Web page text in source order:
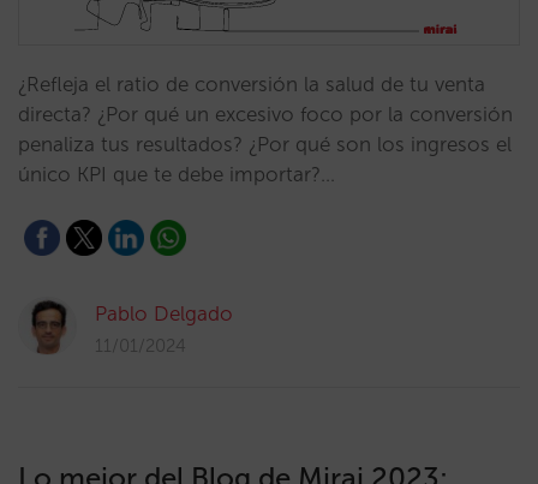
¿Refleja el ratio de conversión la salud de tu venta
directa? ¿Por qué un excesivo foco por la conversión
penaliza tus resultados? ¿Por qué son los ingresos el
único KPI que te debe importar?…
Pablo Delgado
11/01/2024